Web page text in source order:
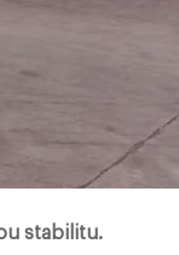
stabilitu.